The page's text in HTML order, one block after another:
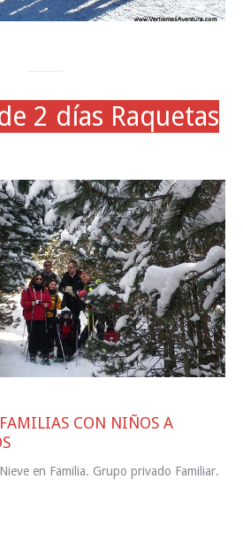
2 días Raquetas
CON NIÑOS A
en Familia. Grupo privado Familiar.